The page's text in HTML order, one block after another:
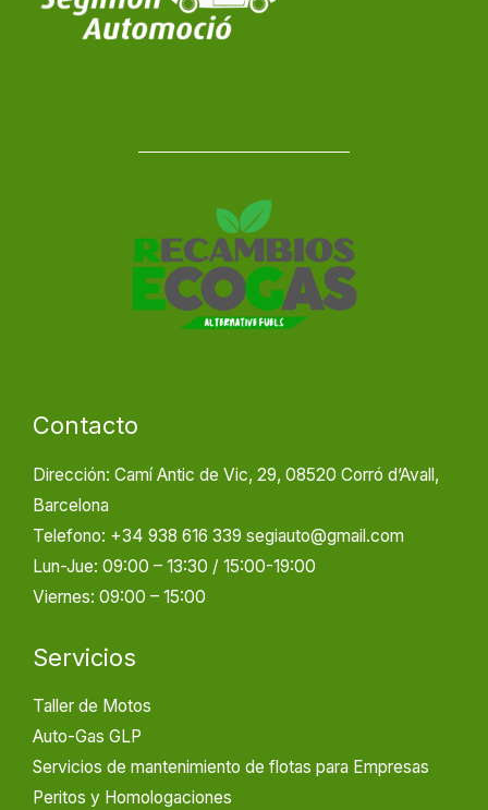
Contacto
Dirección: Camí Antic de Vic, 29, 08520 Corró d’Avall,
Barcelona
Telefono: +34 938 616 339 segiauto@gmail.com
Lun-Jue: 09:00 – 13:30 / 15:00-19:00
Viernes: 09:00 – 15:00
Servicios
Taller de Motos
Auto-Gas GLP
Servicios de mantenimiento de flotas para Empresas
Peritos y Homologaciones